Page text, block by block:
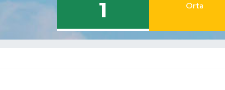
1 Orta